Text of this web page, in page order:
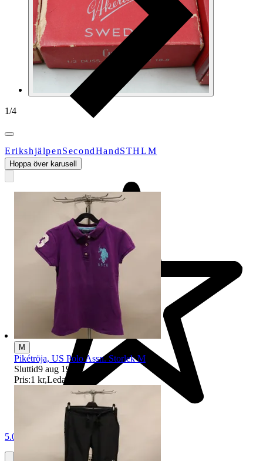
1/4
ErikshjälpenSecondHandSTHLM
5.0
Hoppa över karusell
M
Pikétröja, US Polo Assn. Storlek M
Sluttid9 aug 19:30 .
Pris:1 kr,Ledande bud